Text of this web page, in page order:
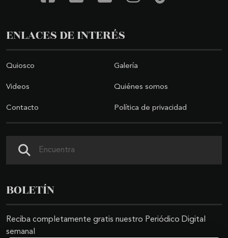
ENLACES DE INTERÉS
Quiosco Galería
Videos Quiénes somos
Contacto Política de privacidad
BOLETÍN
Reciba completamente gratis nuestro Periódico Digital
semanal